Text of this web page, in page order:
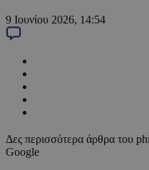
9 Ιουνίου 2026, 14:54
Δες περισσότερα άρθρα του
Google